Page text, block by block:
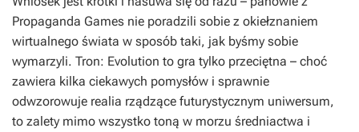
Propaganda Games nie poradzili sobie z okiełznaniem
wirtualnego świata w sposób taki, jak byśmy sobie
wymarzyli. Tron: Evolution to gra tylko przeciętna – choć
zawiera kilka ciekawych pomysłów i sprawnie
odwzorowuje realia rządzące futurystycznym uniwersum,
to zalety mimo wszystko toną w morzu średniactwa i